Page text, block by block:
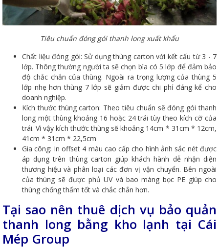
Tiêu chuẩn đóng gói thanh long xuất khẩu
Chất liệu đóng gói: Sử dụng thùng carton với kết cấu từ 3 - 7
lớp. Thông thường người ta sẽ chọn bìa có 5 lớp để đảm bảo
độ chắc chắn của thùng. Ngoài ra trọng lượng của thùng 5
lớp nhẹ hơn thùng 7 lớp sẽ giảm được chi phí đáng kể cho
doanh nghiệp.
Kích thước thùng carton: Theo tiêu chuẩn sẽ đóng gói thanh
long một thùng khoảng 16 hoặc 24 trái tùy theo kích cỡ của
trái. Vì vậy kích thước thùng sẽ khoảng 14cm * 31cm * 12cm,
41cm * 31cm * 22,5cm
Gia công: In offset 4 màu cao cấp cho hình ảnh sắc nét được
áp dụng trên thùng carton giúp khách hành dễ nhận diện
thương hiệu và phân loại các đơn vị vận chuyển. Bên ngoài
của thùng sẽ được phủ UV và bao màng bọc PE giúp cho
thùng chống thấm tốt và chắc chắn hơn.
Tại sao nên thuê dịch vụ bảo quản
thanh long bằng kho lạnh tại Cái
Mép Group